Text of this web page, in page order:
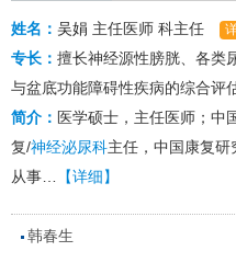
姓名： 吴娟 主任医师 科主任
专长： 擅长神经源性膀胱、各类
与盆底功能障碍性疾病的综合评
简介： 医学硕士，主任医师；中
复/神经泌尿科主任，中国康复研
从事…
【详细】
韩春生